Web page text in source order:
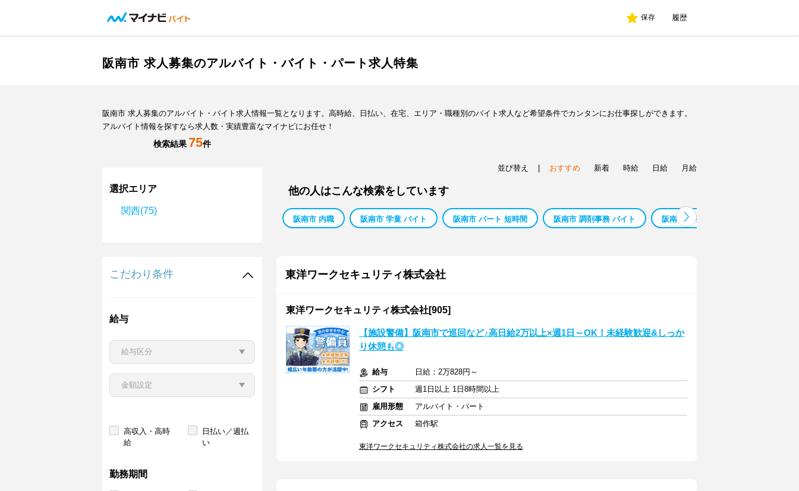
保存 履歴
阪南市 求人募集のアルバイト・バイト・パート求人特集
阪南市 求人募集のアルバイト・バイト求人情報一覧となります。高時給、日払い、在宅、エリア・職種別のバイト求人など希望条件でカンタンにお仕事探しができます。
アルバイト情報を探すなら求人数・実績豊富なマイナビにお任せ！
検索結果 75件
選択エリア
関西(75)
こだわり条件
給与
高収入・高時
給
日払い／週払
い
勤務期間
並び替え おすすめ 新着 時給 日給 月給
他の人はこんな検索をしています
阪南市 内職 阪南市 学童 バイト 阪南市 パート 短時間 阪南市 調剤事務 バイト 阪南市 社会福祉士 バイト
東洋ワークセキュリティ株式会社
東洋ワークセキュリティ株式会社[905]
【施設警備】阪南市で巡回など♪高日給2万以上×週1日～OK！未経験歓迎&しっか
り休憩も◎
給与
日給：2万828円～
シフト
週1日以上 1日8時間以上
雇用形態
アルバイト・パート
アクセス
箱作駅
東洋ワークセキュリティ株式会社の求人一覧を見る